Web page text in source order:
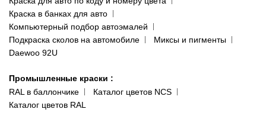
(ориентир: Интайм №40)
Одесса
пр-т Акад. Глушко, 29
066 554-97-70
Сотрудничество
Наши публикации
Публичная оферта
Политика конфиденциальности
Краска в банках для авто
Компьютерный подбор автоэмалей
Подкраска сколов на автомобиле
Миксы и пигменты
Daewoo 92U
Промышленные краски :
RAL в баллончике
Каталог цветов NCS
Каталог цветов RAL